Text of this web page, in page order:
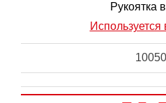
Рукоятка
Используется
10050